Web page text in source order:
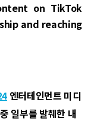
on TikTok
and reaching
엔터테인먼트 미디
일부를 발췌한 내